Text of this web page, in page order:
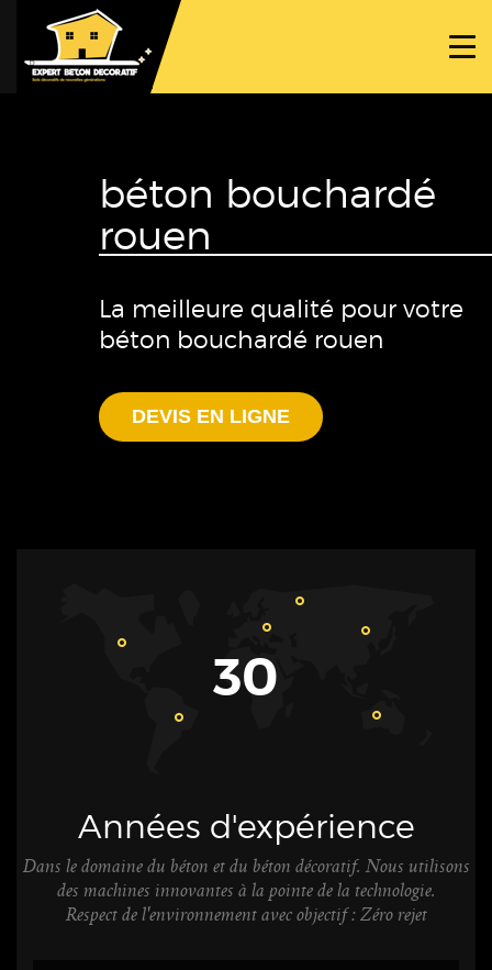
PROJETS
TRAVAUX SPÉCIFIQUES
NOUS CONTACTER
béton bouchardé
rouen
La meilleure qualité pour votre
béton bouchardé rouen
DEVIS EN LIGNE
30
Années d'expérience
Dans le domaine du béton et du béton décoratif. Nous utilisons
des machines innovantes à la pointe de la technologie.
Respect de l'environnement avec objectif : Zéro rejet